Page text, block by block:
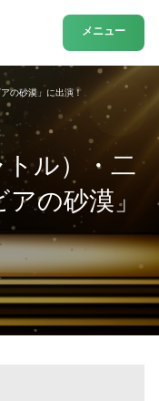
メニュー
ル）・二
の砂漠」
の砂漠」に出演！